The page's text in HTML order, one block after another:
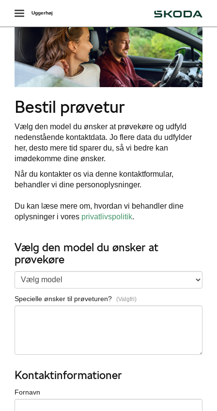
Toggle
navigation
Uggerhøj
Bestil prøvetur
Vælg den model du ønsker at prøvekøre og udfyld
nedenstående kontaktdata. Jo flere data du udfylder
her, desto mere tid sparer du, så vi bedre kan
imødekomme dine ønsker.
Når du kontakter os via denne kontaktformular,
behandler vi dine personoplysninger.
Du kan læse mere om, hvordan vi behandler dine
oplysninger i vores privatlivspolitik.
Vælg den model du ønsker at
prøvekøre
Specielle ønsker til prøveturen?
Kontaktinformationer
Fornavn